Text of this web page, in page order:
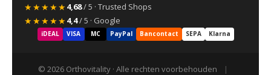
★★★★★4,68/ 5 · Trusted Shops
★★★★★4,4/ 5 · Google
iDEAL VISA MC PayPal Bancontact SEPA Klarna
© 2026 Orthovitality · Alle rechten voorbehouden
|